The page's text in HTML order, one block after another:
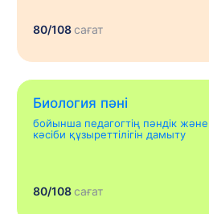
80/108сағат
Биология пәні
бойынша педагогтің пәндік және
кәсіби құзыреттілігін дамыту
80/108сағат